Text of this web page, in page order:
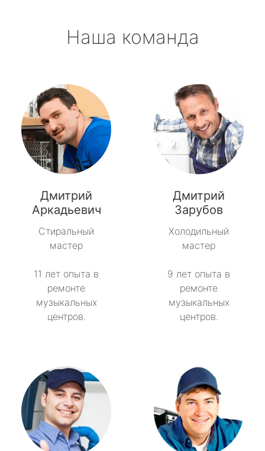
Наша команда
Дмитрий
Аркадьевич
Стиральный
мастер
11 лет опыта в
ремонте
музыкальных
центров.
Дмитрий
Зарубов
Холодильный
мастер
9 лет опыта в
ремонте
музыкальных
центров.